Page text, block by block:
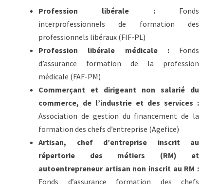
Profession libérale :Fonds
interprofessionnels de formation des
professionnels libéraux (FIF-PL)
Profession libérale médicale :Fonds
d’assurance formation de la profession
médicale (FAF-PM)
Commerçant et dirigeant non salarié du
commerce, de l’industrie et des services :
Association de gestion du financement de la
formation des chefs d’entreprise (Agefice)
Artisan, chef d’entreprise inscrit au
répertorie des métiers (RM) et
autoentrepreneur artisan non inscrit au RM :
Fonds d’assurance formation des chefs